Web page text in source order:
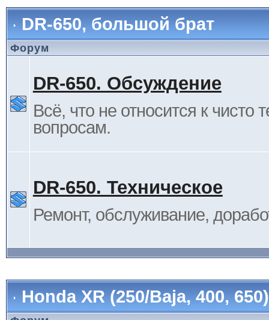
DR-650, большой брат
Форум
DR-650. Обсуждение
Всё, что не относится к чисто
вопросам.
DR-650. Техническое
Ремонт, обслуживание,
Honda XR (250/Baja, 400,